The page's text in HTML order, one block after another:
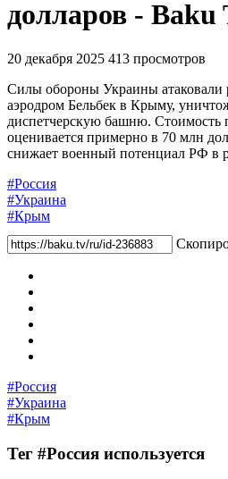
долларов - Baku
20 декабря 2025 413 просмотров
Силы обороны Украины атаковали
аэродром Бельбек в Крыму,
диспетчерскую башню. Стоимость
оценивается примерно в 70 млн
снижает военный потенциал РФ в
#Россия
#Украина
#Крым
#Россия
#Украина
#Крым
Тег #Россия используется